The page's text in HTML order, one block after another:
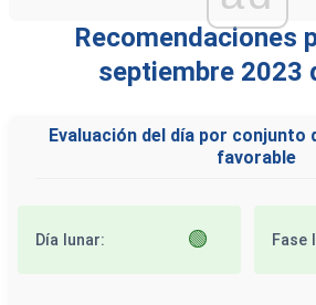
Recomendaciones
septiembre 2023
Evaluación del día por conjunto
favorable
Día lunar: 🟢 Fase